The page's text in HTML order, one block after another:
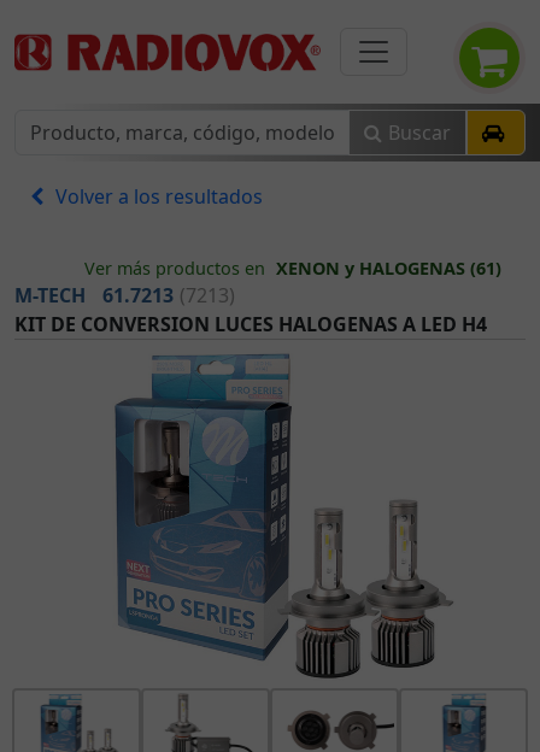
Buscar
Volver a los resultados
Ver más productos en XENON y HALOGENAS (61)
M-TECH 61.7213 (7213)
KIT DE CONVERSION LUCES HALOGENAS A LED H4